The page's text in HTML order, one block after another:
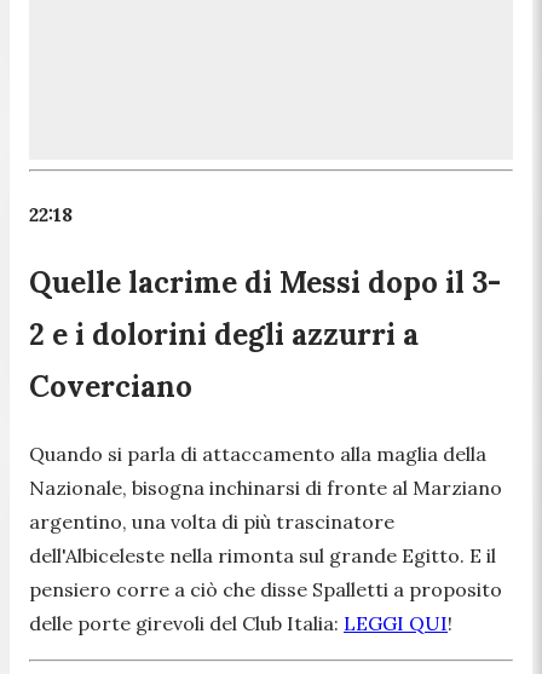
22:18
Quelle lacrime di Messi dopo il 3-
2 e i dolorini degli azzurri a
Coverciano
Quando si parla di attaccamento alla maglia della
Nazionale, bisogna inchinarsi di fronte al Marziano
argentino, una volta di più trascinatore
dell'Albiceleste nella rimonta sul grande Egitto. E il
pensiero corre a ciò che disse Spalletti a proposito
delle porte girevoli del Club Italia: LEGGI QUI!